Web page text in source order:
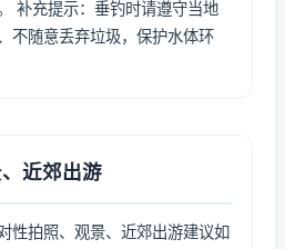
补充提示：垂钓时请遵守当地
不随意丢弃垃圾，保护水体环
近郊出游
性拍照、观景、近郊出游建议如